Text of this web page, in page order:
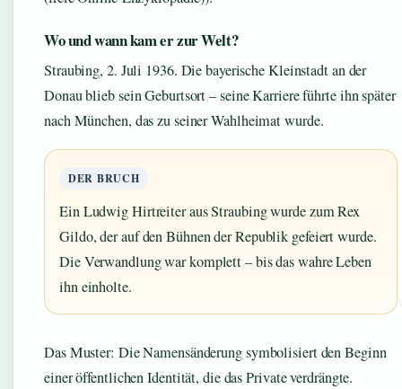
Wo und wann kam er zur Welt?
Straubing, 2. Juli 1936. Die bayerische Kleinstadt an der
Donau blieb sein Geburtsort – seine Karriere führte ihn später
nach München, das zu seiner Wahlheimat wurde.
DER BRUCH
Ein Ludwig Hirtreiter aus Straubing wurde zum Rex
Gildo, der auf den Bühnen der Republik gefeiert wurde.
Die Verwandlung war komplett – bis das wahre Leben
ihn einholte.
Das Muster: Die Namensänderung symbolisiert den Beginn
einer öffentlichen Identität, die das Private verdrängte.